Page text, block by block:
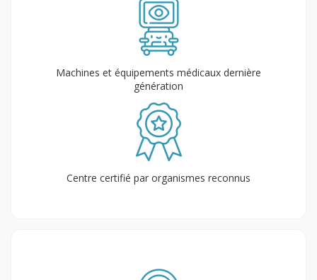
Machines et équipements médicaux dernière
génération
Centre certifié par organismes reconnus